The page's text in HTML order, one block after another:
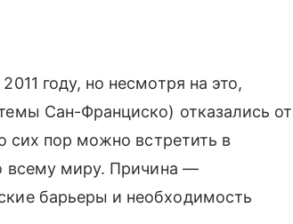
году, но несмотря на это,
Сан-Франциско) отказались от
сих пор можно встретить в
всему миру. Причина —
барьеры и необходимость